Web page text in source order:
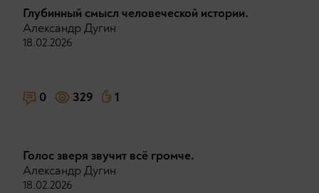
Глубинный смысл человеческой истории.
Александр Дугин
18.02.2026
0 329 1
Голос зверя звучит всё громче.
Александр Дугин
18.02.2026